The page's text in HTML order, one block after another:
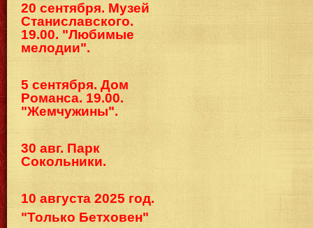
20 сентября. Музей
Станиславского.
19.00. "Любимые
мелодии".
5 сентября. Дом
Романса. 19.00.
"Жемчужины".
30 авг. Парк
Сокольники.
10 августа 2025 год.
"Только Бетховен"